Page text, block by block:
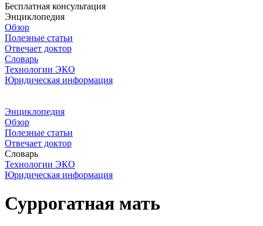
Бесплатная консультация
Энциклопедия
Обзор
Полезные статьи
Отвечает доктор
Словарь
Технологии ЭКО
Юридическая информация
Энциклопедия
Обзор
Полезные статьи
Отвечает доктор
Словарь
Технологии ЭКО
Юридическая информация
Суррогатная мать